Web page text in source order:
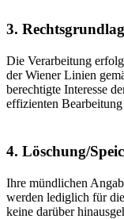
3.
Die Verarbeitung
der Wiener Linien
berechtigte Interesse
effizienten
4. Löschung/
Ihre mündlichen
werden lediglich für
keine darüber